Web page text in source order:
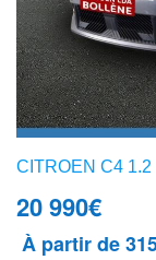
CITROEN C4
20 990€
À partir de